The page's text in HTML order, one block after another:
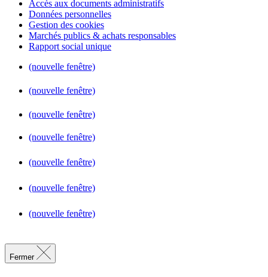
Accès aux documents administratifs
Données personnelles
Gestion des cookies
Marchés publics & achats responsables
Rapport social unique
(nouvelle fenêtre)
(nouvelle fenêtre)
(nouvelle fenêtre)
(nouvelle fenêtre)
(nouvelle fenêtre)
(nouvelle fenêtre)
(nouvelle fenêtre)
Fermer